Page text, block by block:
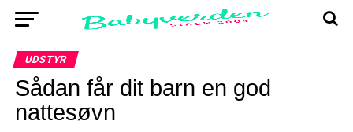
UDSTYR
Sådan får dit barn en god
nattesøvn